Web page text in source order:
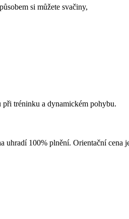
si můžete svačiny,
tréninku a dynamickém pohybu.
100% plnění. Orientační cena